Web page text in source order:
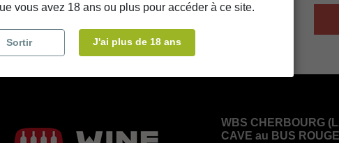
WBS CHERBOURG
CAVE au BUS ROUGE
vous avez 18 ans ou plus pour accéder à ce site.
Sortir J'ai plus de 18 ans